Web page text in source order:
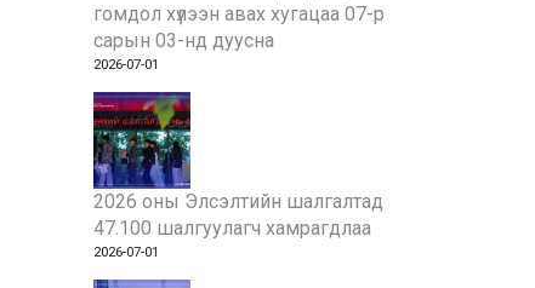
гомдол хүлээн авах хугацаа 07-р
сарын 03-нд дуусна
2026-07-01
2026 оны Элсэлтийн шалгалтад
47.100 шалгуулагч хамрагдлаа
2026-07-01